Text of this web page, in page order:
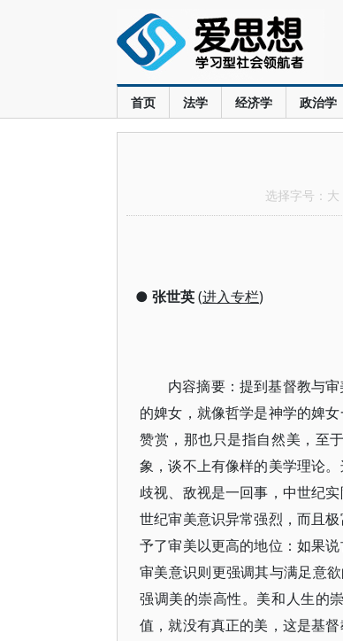
首页 法学 经济学 政治学
选择字号： 大
● 张世英(进入专栏)
内容摘要：提到基督教与
的婢女，就像哲学是神学的婢
赞赏，那也只是指自然美，至
象，谈不上有像样的美学理论
歧视、敌视是一回事，中世纪
世纪审美意识异常强烈，而且
予了审美以更高的地位：如果
审美意识则更强调其与满足意
强调美的崇高性。美和人生的
值，就没有真正的美，这是基